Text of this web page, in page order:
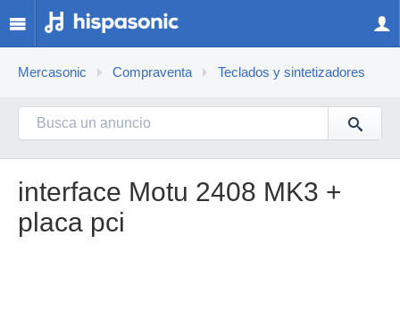
Mercasonic Compraventa Teclados y sintetizadores
interface Motu 2408 MK3 +
placa pci